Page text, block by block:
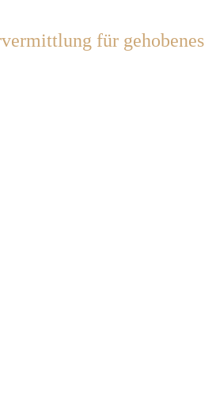
für gehobenes